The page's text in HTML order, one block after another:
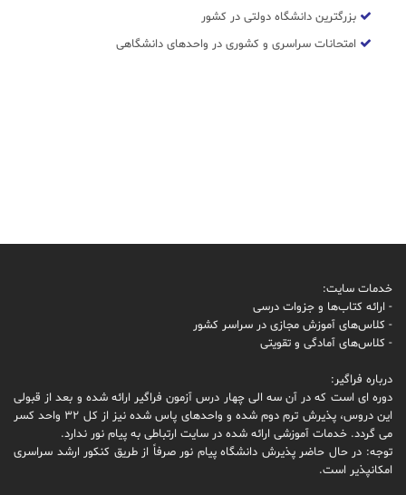
بزرگترین دانشگاه دولتی در کشور
امتحانات سراسری و کشوری در واحدهای دانشگاهی
خدمات سایت:
- ارائه کتاب‌ها و جزوات درسی
- کلاس‌های آموزش مجازی در سراسر کشور
- کلاس‌های آمادگی و تقویتی
درباره فراگیر:
دوره ای است که در آن سه الی چهار درس آزمون فراگیر ارائه شده و بعد از قبولی
این دروس، پذیرش ترم دوم شده و واحدهای پاس شده نیز از کل 32 واحد کسر
می گردد. خدمات آموزشی ارائه شده در سایت ارتباطی به پیام نور ندارد.
توجه: در حال حاضر پذیرش دانشگاه پیام نور صرفاً از طریق کنکور ارشد سراسری
امکانپذیر است.